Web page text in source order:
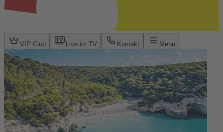
VIP Club Live im TV Kontakt Menü